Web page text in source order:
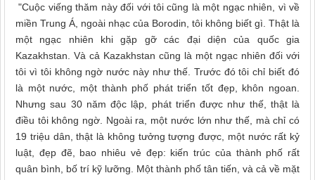
"Cuộc viếng thăm này đối với tôi cũng là một ngạc nhiên, vì về
miền Trung Á, ngoài nhạc của Borodin, tôi không biết gì. Thật là
một ngạc nhiên khi gặp gỡ các đại diện của quốc gia
Kazakhstan. Và cả Kazakhstan cũng là một ngạc nhiên đối với
tôi vì tôi không ngờ nước này như thế. Trước đó tôi chỉ biết đó
là một nước, một thành phố phát triển tốt đẹp, khôn ngoan.
Nhưng sau 30 năm độc lập, phát triển được như thế, thật là
điều tôi không ngờ. Ngoài ra, một nước lớn như thế, mà chỉ có
19 triệu dân, thật là không tưởng tượng được, một nước rất kỷ
luật, đẹp đẽ, bao nhiêu vẻ đẹp: kiến trúc của thành phố rất
quân bình, bố trí kỹ lưỡng. Một thành phố tân tiến, và cả về mặt